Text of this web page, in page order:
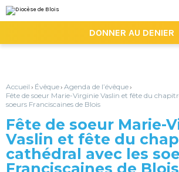
au
contenu.
la
personnels
DONNER AU DENIER
Accueil › Évêque› Agenda de l’évêque›
Fête de soeur Marie-Virginie Vaslin et fête du
soeurs Franciscaines de Blois
Fête de soeur Marie-
Vaslin et fête du
cathédral avec les
Franciscaines de Blois